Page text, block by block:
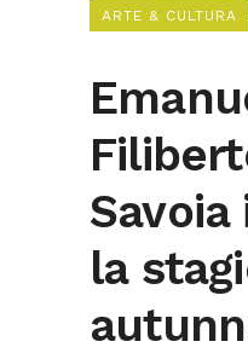
ARTE & CULTURA
Savoia
la